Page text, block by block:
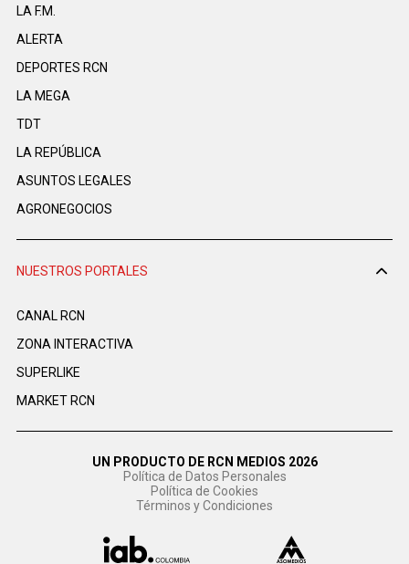
LA F.M.
ALERTA
DEPORTES RCN
LA MEGA
TDT
LA REPÚBLICA
ASUNTOS LEGALES
AGRONEGOCIOS
NUESTROS PORTALES
CANAL RCN
ZONA INTERACTIVA
SUPERLIKE
MARKET RCN
UN PRODUCTO DE RCN MEDIOS 2026
Política de Datos Personales
Política de Cookies
Términos y Condiciones